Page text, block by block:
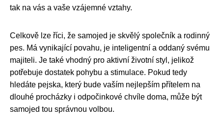
tak na vás a vaše vzájemné vztahy.
Celkově lze říci, že samojed je skvělý společník a rodinný
pes. Má vynikající povahu, je inteligentní a oddaný svému
majiteli. Je také vhodný pro aktivní životní styl, jelikož
potřebuje dostatek pohybu a stimulace. Pokud tedy
hledáte pejska, který bude vaším nejlepším přítelem na
dlouhé procházky i odpočinkové chvíle doma, může být
samojed tou správnou volbou.